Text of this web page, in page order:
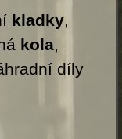
kladky,
kola,
díly